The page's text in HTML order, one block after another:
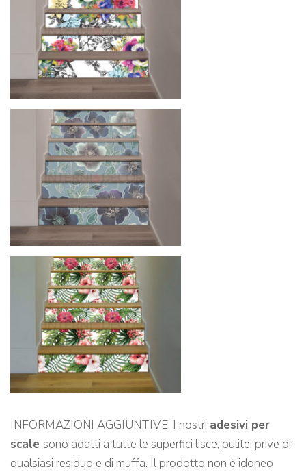
INFORMAZIONI AGGIUNTIVE: I nostri adesivi per
scale sono adatti a tutte le superfici lisce, pulite, prive di
qualsiasi residuo e di muffa. Il prodotto non è idoneo